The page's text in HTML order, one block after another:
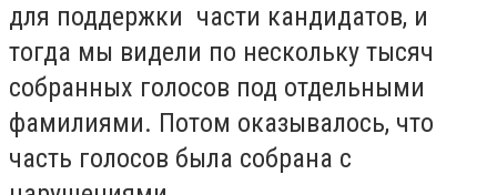
для поддержки части кандидатов, и
тогда мы видели по нескольку тысяч
собранных голосов под отдельными
фамилиями. Потом оказывалось, что
часть голосов была собрана с